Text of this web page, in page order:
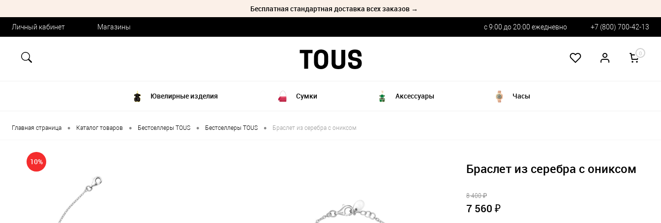
Бесплатная стандартная доставка всех заказов →
Личный кабинет Магазины с 9:00 до 20:00 ежедневно +7 (800) 700-42-13
0
Ювелирные изделия Сумки Аксессуары Часы
Главная страница • Каталог товаров • Бестселлеры TOUS • Бестселлеры TOUS • Браслет из серебра с ониксом
10% Браслет из серебра с ониксом
8 400 ₽
7 560 ₽